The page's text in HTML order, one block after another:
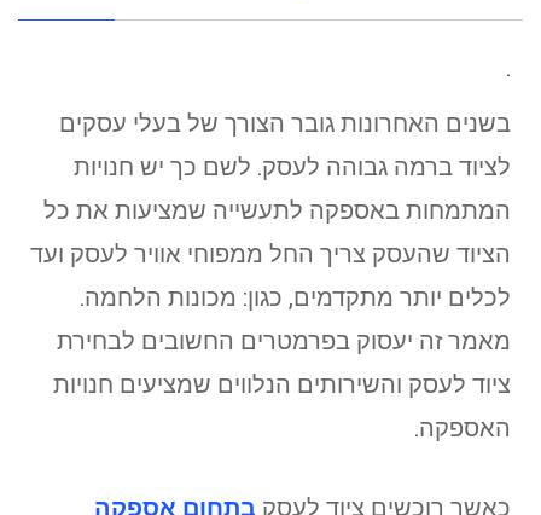
.
בשנים האחרונות גובר הצורך של בעלי עסקים
לציוד ברמה גבוהה לעסק. לשם כך יש חנויות
המתמחות באספקה לתעשייה שמציעות את כל
הציוד שהעסק צריך החל ממפוחי אוויר לעסק ועד
לכלים יותר מתקדמים, כגון: מכונות הלחמה.
מאמר זה יעסוק בפרמטרים החשובים לבחירת
ציוד לעסק והשירותים הנלווים שמציעים חנויות
האספקה.
כאשר רוכשים ציוד לעסק בתחום אספקה